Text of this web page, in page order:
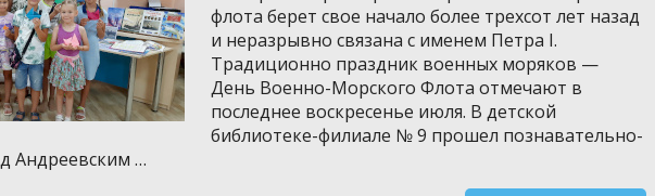
флота берет свое начало более трехсот лет назад
и неразрывно связана с именем Петра I.
Традиционно праздник военных моряков —
День Военно-Морского Флота отмечают в
последнее воскресенье июля. В детской
библиотеке-филиале № 9 прошел познавательно-
Андреевским …